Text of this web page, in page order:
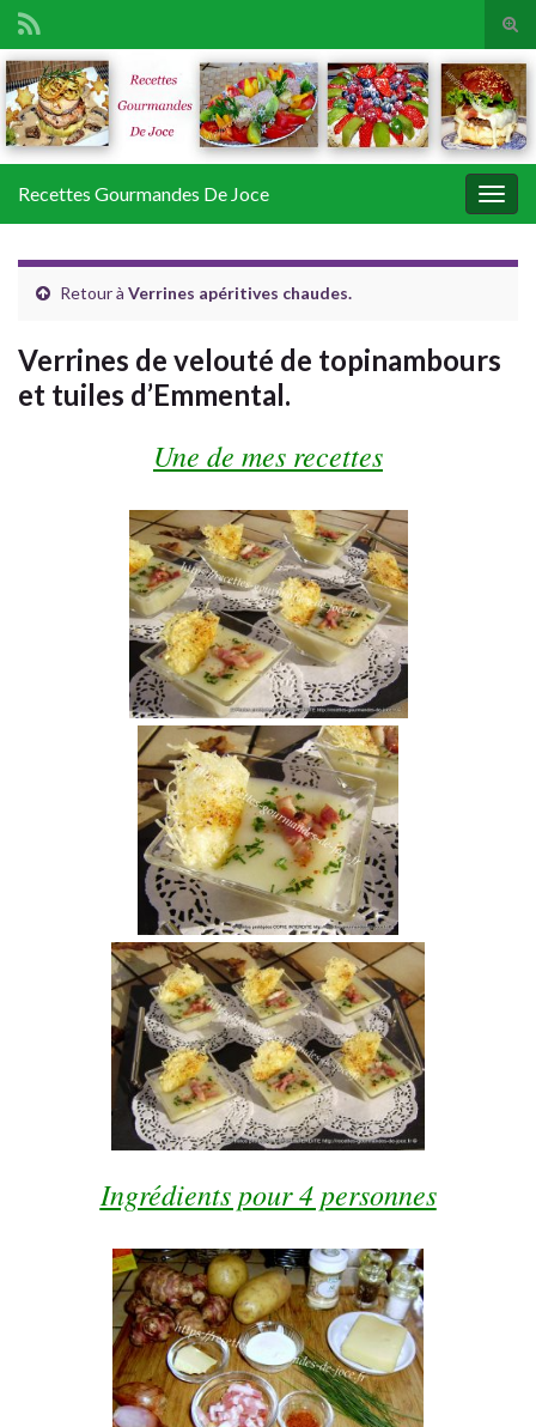
Search for:
Recettes Gourmandes De Joce
Retour à Verrines apéritives chaudes.
Verrines de velouté de topinambours
et tuiles d’Emmental.
Une de mes recettes
Ingrédients pour 4 personnes